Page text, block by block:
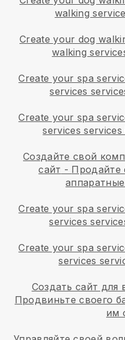
walking
Create your dog
walking
Create your spa
services
Create your spa
services
Создайте свой
сайт - Продайте
Create your spa
services
Create your spa
services
Создать сайт для
Продвиньте своего
им